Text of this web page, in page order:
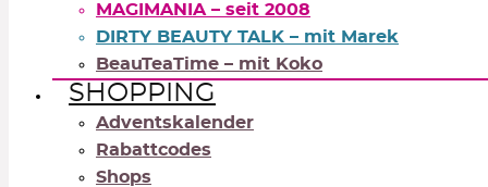
MAGIMANIA – seit 2008
DIRTY BEAUTY TALK – mit Marek
BeauTeaTime – mit Koko
SHOPPING
Adventskalender
Rabattcodes
Shops